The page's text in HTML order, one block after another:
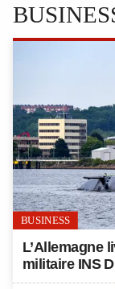
BUSINESS
L’Allemagne
militaire INS